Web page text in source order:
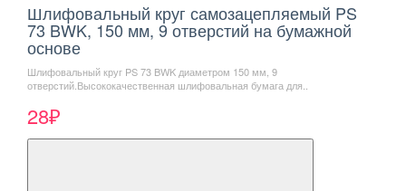
Шлифовальный круг самозацепляемый PS
73 BWK, 150 мм, 9 отверстий на бумажной
основе
Шлифовальный круг PS 73 BWK диаметром 150 мм, 9
отверстий.Высококачественная шлифовальная бумага для..
28₽